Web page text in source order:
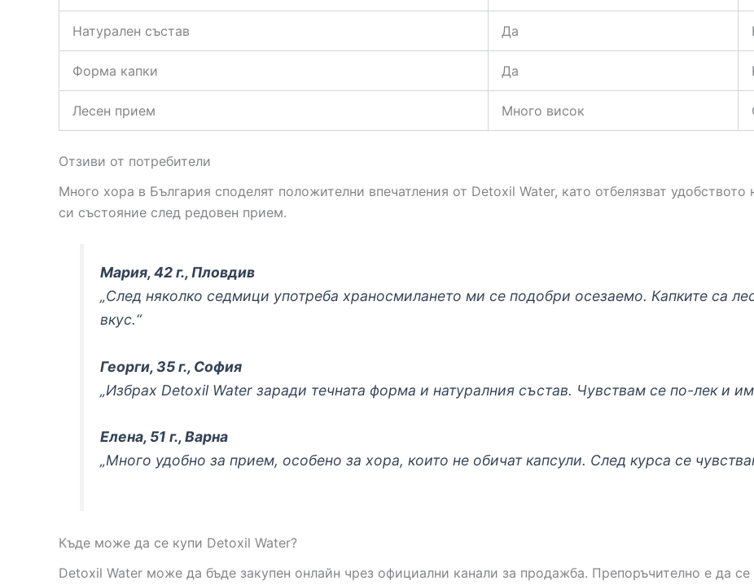
Натурален състав Да
Форма капки Да
Лесен прием Много висок
Отзиви от потребители
Много хора в България споделят положителни впечатления от Detoxil Water, като отбелязват
си състояние след редовен прием.
Мария, 42 г., Пловдив
„След няколко седмици употреба храносмилането ми се подобри осезаемо. Капките са
вкус.“
Георги, 35 г., София
„Избрах Detoxil Water заради течната форма и натуралния състав. Чувствам се по-лек и
Елена, 51 г., Варна
„Много удобно за прием, особено за хора, които не обичат капсули. След курса се
Къде може да се купи Detoxil Water?
Detoxil Water може да бъде закупен онлайн чрез официални канали за продажба. Препоръчително е да